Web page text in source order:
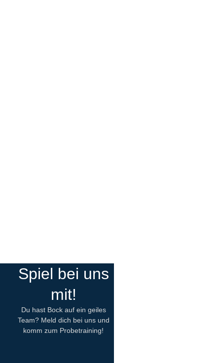
Spiel bei uns
mit!
Du hast Bock auf ein geiles
Team? Meld dich bei uns und
komm zum Probetraining!